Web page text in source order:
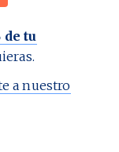
tu
a nuestro